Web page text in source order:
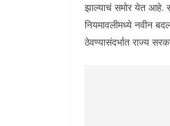
झाल्याचं समोर येत आहे.
नियमावलीमध्ये नवीन
ठेवण्यासंदर्भात राज्य